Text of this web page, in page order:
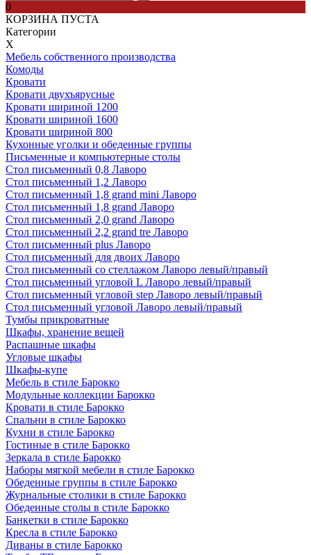
0
КОРЗИНА ПУСТА
Категории
Х
Мебель собственного производства
Комоды
Кровати
Кровати двухъярусные
Кровати шириной 1200
Кровати шириной 1600
Кровати шириной 800
Кухонные уголки и обеденные группы
Письменные и компьютерные столы
Стол письменный 0,8 Лаворо
Стол письменный 1,2 Лаворо
Стол письменный 1,8 grand mini Лаворо
Стол письменный 1,8 grand Лаворо
Стол письменный 2,0 grand Лаворо
Стол письменный 2,2 grand tre Лаворо
Стол письменный plus Лаворо
Стол письменный для двоих Лаворо
Стол письменный со стеллажом Лаворо левый/правый
Стол письменный угловой L Лаворо левый/правый
Стол письменный угловой step Лаворо левый/правый
Стол письменный угловой Лаворо левый/правый
Тумбы прикроватные
Шкафы, хранение вещей
Распашные шкафы
Угловые шкафы
Шкафы-купе
Мебель в стиле Барокко
Модульные коллекции Барокко
Кровати в стиле Барокко
Спальни в стиле Барокко
Кухни в стиле Барокко
Гостиные в стиле Барокко
Зеркала в стиле Барокко
Наборы мягкой мебели в стиле Барокко
Обеденные группы в стиле Барокко
Журнальные столики в стиле Барокко
Обеденные столы в стиле Барокко
Банкетки в стиле Барокко
Кресла в стиле Барокко
Диваны в стиле Барокко